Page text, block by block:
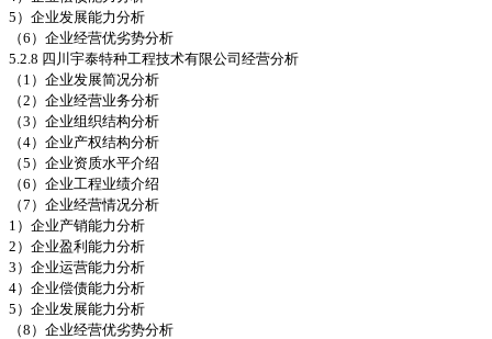
5）企业发展能力分析
（6）企业经营优劣势分析
5.2.8 四川宇泰特种工程技术有限公司经营分析
（1）企业发展简况分析
（2）企业经营业务分析
（3）企业组织结构分析
（4）企业产权结构分析
（5）企业资质水平介绍
（6）企业工程业绩介绍
（7）企业经营情况分析
1）企业产销能力分析
2）企业盈利能力分析
3）企业运营能力分析
4）企业偿债能力分析
5）企业发展能力分析
（8）企业经营优劣势分析